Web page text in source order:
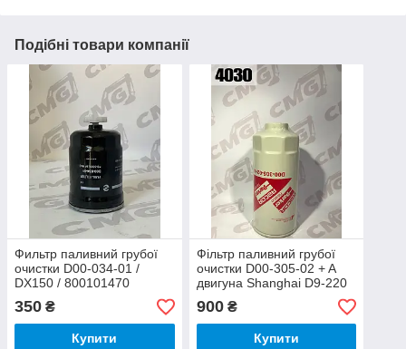
Подібні товари компанії
Фильтр паливний грубої
очистки D00-034-01 /
DX150 / 800101470
350 ₴
Купити
Фільтр паливний грубої
очистки D00-305-02 + A
двигуна Shanghai D9-220
LW500 XCMG
900₴
Купити